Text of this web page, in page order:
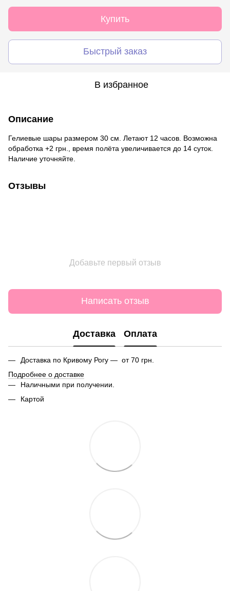
Купить
Быстрый заказ
В избранное
Описание
Гелиевые шары размером 30 см. Летают 12 часов. Возможна
обработка +2 грн., время полёта увеличивается до 14 суток.
Наличие уточняйте.
Отзывы
Добавьте первый отзыв
Написать отзыв
Доставка Оплата
Доставка по Кривому Рогу — от 70 грн.
Подробнее о доставке
Наличными при получении.
Картой